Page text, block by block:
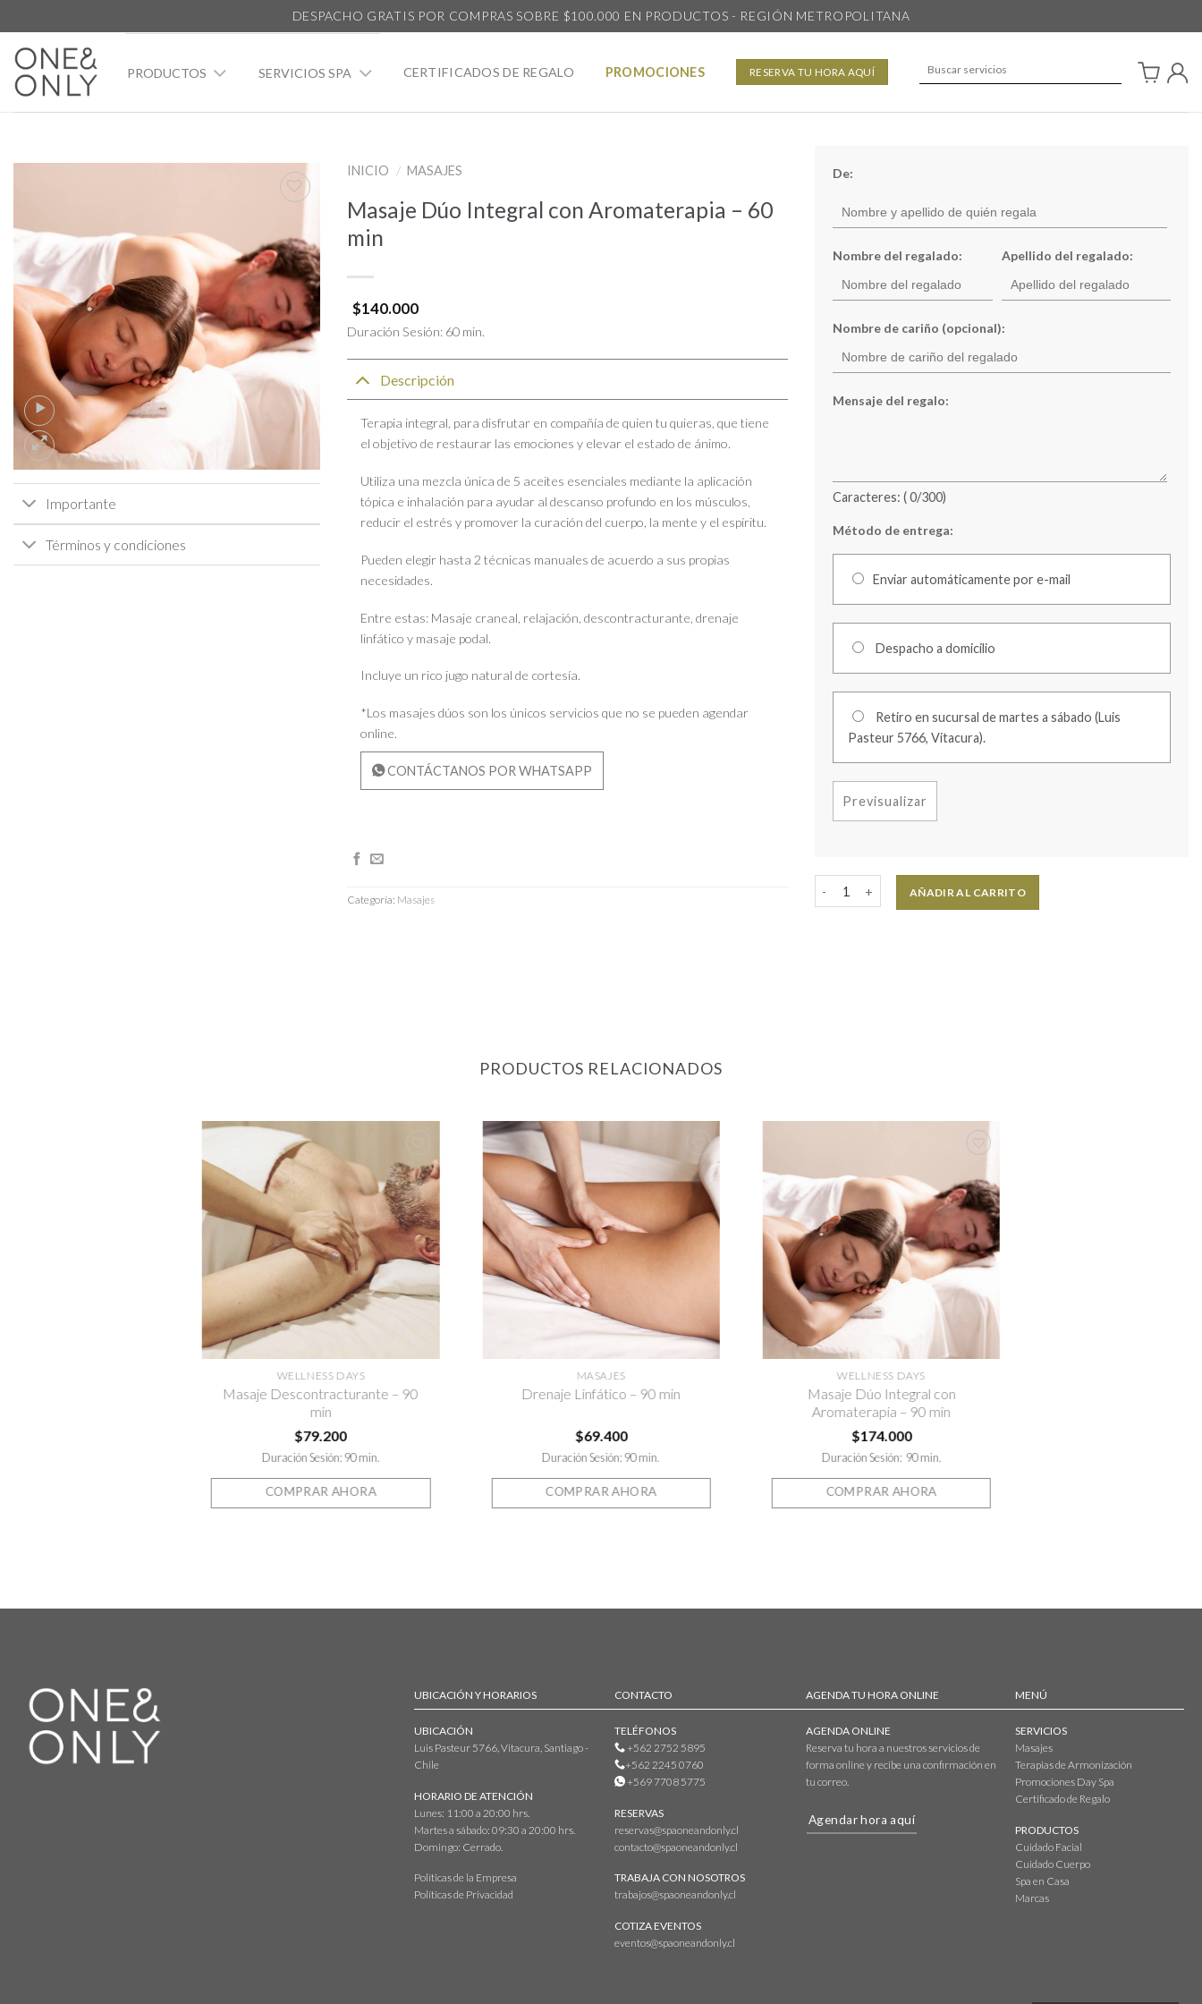
DESPACHO GRATIS POR COMPRAS SOBRE $100.000 EN PRODUCTOS - REGIÓN METROPOLITANA
PRODUCTOS SERVICIOS SPA CERTIFICADOS DE REGALO PROMOCIONES RESERVA TU HORA AQUÍ
Agregar
a la
lista de
deseos
Importante
Términos y condiciones
INICIO / MASAJES
Masaje Dúo Integral con Aromaterapia – 60
min
$140.000
Duración Sesión: 60 min.
Descripción
Terapia integral, para disfrutar en compañía de quien tu quieras, que tiene
el objetivo de restaurar las emociones y elevar el estado de ánimo.
Utiliza una mezcla única de 5 aceites esenciales mediante la aplicación
tópica e inhalación para ayudar al descanso profundo en los músculos,
reducir el estrés y promover la curación del cuerpo, la mente y el espíritu.
Pueden elegir hasta 2 técnicas manuales de acuerdo a sus propias
necesidades.
Entre estas: Masaje craneal, relajación, descontracturante, drenaje
linfático y masaje podal.
Incluye un rico jugo natural de cortesía.
*Los masajes dúos son los únicos servicios que no se pueden agendar
online.
CONTÁCTANOS POR WHATSAPP
Categoría: Masajes
De:
Nombre del regalado: Apellido del regalado:
Nombre de cariño (opcional):
Mensaje del regalo:
Caracteres: (0/300)
Método de entrega:
Enviar automáticamente por e-mail
Despacho a domicilio
Retiro en sucursal de martes a sábado (Luis
Pasteur 5766, Vitacura).
Previsualizar
AÑADIR AL CARRITO
PRODUCTOS RELACIONADOS
Agregar
a la lista
de
deseos
WELLNESS DAYS
Masaje Descontracturante – 90
min
$79.200
Duración Sesión: 90 min.
COMPRAR AHORA
Agregar
de
deseos
MASAJES
Drenaje Linfático – 90 min
$69.400
Duración Sesión: 90 min.
COMPRAR AHORA
Agregar
a la lista
de
deseos
WELLNESS DAYS
Masaje Dúo Integral con
Aromaterapia – 90 min
$174.000
Duración Sesión: 90 min.
COMPRAR AHORA
UBICACIÓN Y HORARIOS
UBICACIÓN
Luis Pasteur 5766, Vitacura, Santiago -
Chile
HORARIO DE ATENCIÓN
Lunes: 11:00 a 20:00 hrs.
Martes a sábado: 09:30 a 20:00 hrs.
Domingo: Cerrado.
Políticas de la Empresa
Políticas de Privacidad
CONTACTO
TELÉFONOS
+562 2752 5895
+562 2245 0760
+569 7708 5775
RESERVAS
reservas@spaoneandonly.cl
contacto@spaoneandonly.cl
TRABAJA CON NOSOTROS
trabajos@spaoneandonly.cl
COTIZA EVENTOS
eventos@spaoneandonly.cl
AGENDA TU HORA ONLINE
AGENDA ONLINE
Reserva tu hora a nuestros servicios de
forma online y recibe una confirmación en
tu correo.
Agendar hora aquí
MENÚ
SERVICIOS
Masajes
Terapias de Armonización
Promociones Day Spa
Certificado de Regalo
PRODUCTOS
Cuidado Facial
Cuidado Cuerpo
Spa en Casa
Marcas